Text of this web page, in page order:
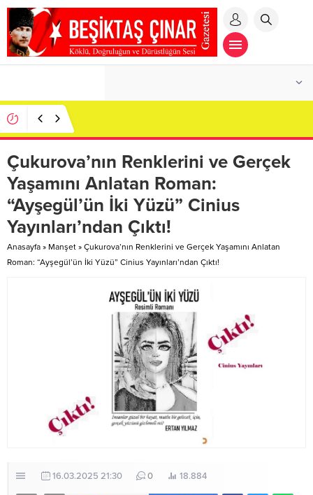
Çukurova’nın Renklerini ve Gerçek
Yaşamını Anlatan Roman:
“Ayşegül’ün İki Yüzü” Cinius
Yayınları’ndan Çıktı!
Anasayfa » Manşet » Çukurova’nın Renklerini ve Gerçek Yaşamını Anlatan
Roman: “Ayşegül’ün İki Yüzü” Cinius Yayınları’ndan Çıktı!
16.03.2025 21:30 0 18.884